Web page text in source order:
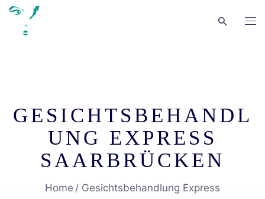
GESICHTSBEHANDL
UNG EXPRESS
SAARBRÜCKEN
Home Gesichtsbehandlung Express